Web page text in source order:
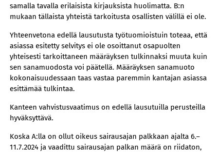
samalla tavalla erilaisista kirjauksista huolimatta. B:n
mukaan tällaista yhteistä tarkoitusta osallisten välillä ei ole.
Yhteenvetona edellä lausutusta työtuomioistuin toteaa, että
asiassa esitetty selvitys ei ole osoittanut osapuolten
yhteisesti tarkoittaneen määräyksen tulkinnaksi muuta kuin
sen sanamuodosta voi päätellä. Määräyksen sanamuoto
kokonaisuudessaan taas vastaa paremmin kantajan asiassa
esittämää tulkintaa.
Kanteen vahvistusvaatimus on edellä lausutuilla perusteilla
hyväksyttävä.
Koska A:lla on ollut oikeus sairausajan palkkaan ajalta 6.–
11.7.2024 ja vaadittu sairausajan palkan määrä on riidaton,